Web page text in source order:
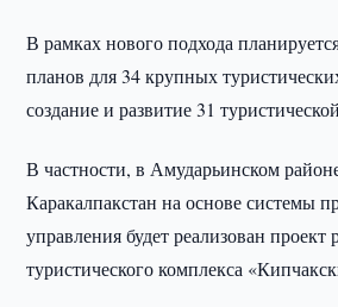
В рамках нового подхода
планов для 34 крупных
создание и развитие 31
В частности, в Амударьинском
Каракалпакстан на основе системы
управления будет реализован проект
туристического комплекса